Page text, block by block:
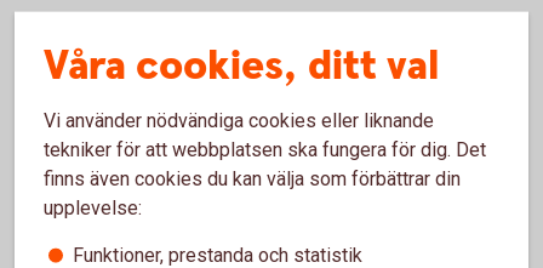
Så lång tid tar det när du köper
och säljer fonder
Köpa fonder
Våra cookies, ditt val
Vi använder nödvändiga cookies eller liknande
tekniker för att webbplatsen ska fungera för dig. Det
finns även cookies du kan välja som förbättrar din
upplevelse:
Funktioner, prestanda och statistik